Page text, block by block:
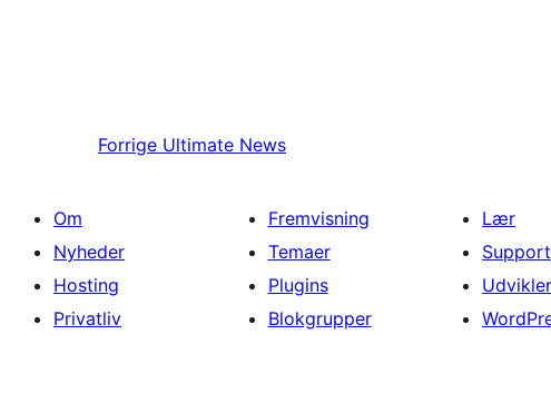
Forrige Ultimate News
Om
Nyheder
Hosting
Privatliv
Fremvisning
Temaer
Plugins
Blokgrupper
Lær
Support